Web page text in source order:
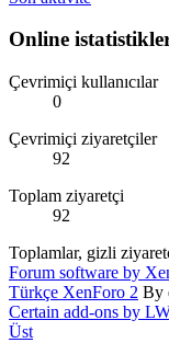
Online
Çevrimiçi kullanıcılar
0
Çevrimiçi ziyaretçiler
92
Toplam ziyaretçi
92
Toplamlar, gizli
Forum software by
Türkçe XenForo 2 By
Certain add-ons by
Üst